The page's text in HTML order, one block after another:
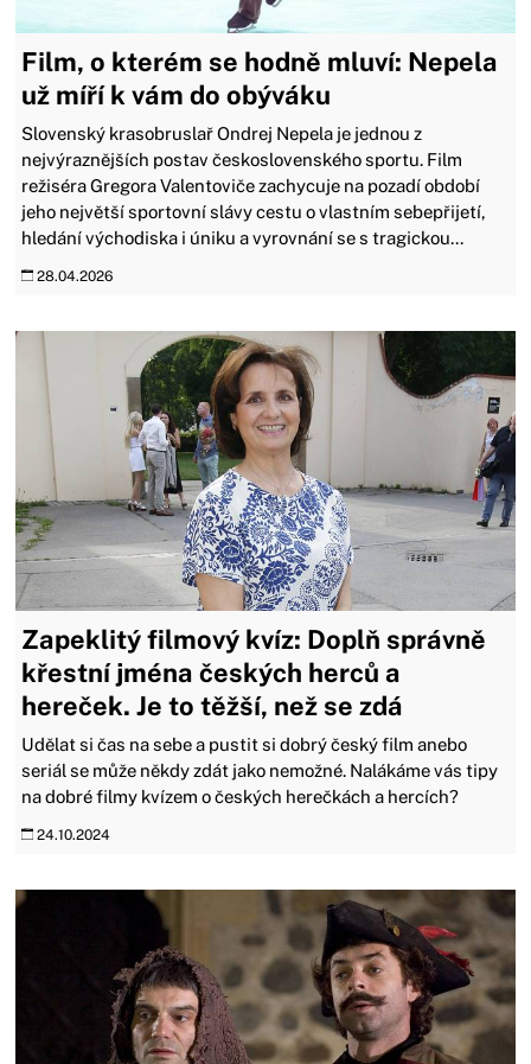
Film, o kterém se hodně mluví: Nepela
už míří k vám do obýváku
Slovenský krasobruslař Ondrej Nepela je jednou z
nejvýraznějších postav československého sportu. Film
režiséra Gregora Valentoviče zachycuje na pozadí období
jeho největší sportovní slávy cestu o vlastním sebepřijetí,
hledání východiska i úniku a vyrovnání se s tragickou...
28.04.2026
Zapeklitý filmový kvíz: Doplň správně
křestní jména českých herců a
hereček. Je to těžší, než se zdá
Udělat si čas na sebe a pustit si dobrý český film anebo
seriál se může někdy zdát jako nemožné. Nalákáme vás tipy
na dobré filmy kvízem o českých herečkách a hercích?
24.10.2024